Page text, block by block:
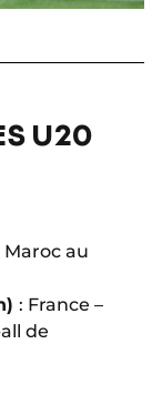
U20
Maroc au
: France –
de